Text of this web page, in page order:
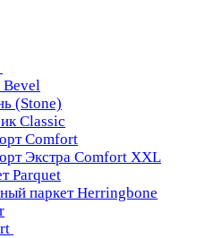
Bevel
(Stone)
Classic
Comfort
Экстра Comfort XXL
Parquet
паркет Herringbone